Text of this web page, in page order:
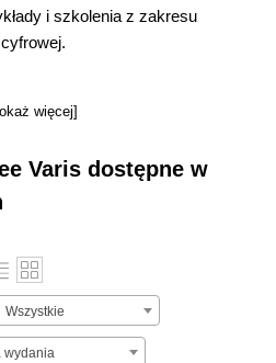
i szkolenia z zakresu
więcej]
Varis dostępne w
Wszystkie
wydania